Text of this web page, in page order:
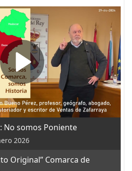
No somos Poniente
2026
Original” Comarca de